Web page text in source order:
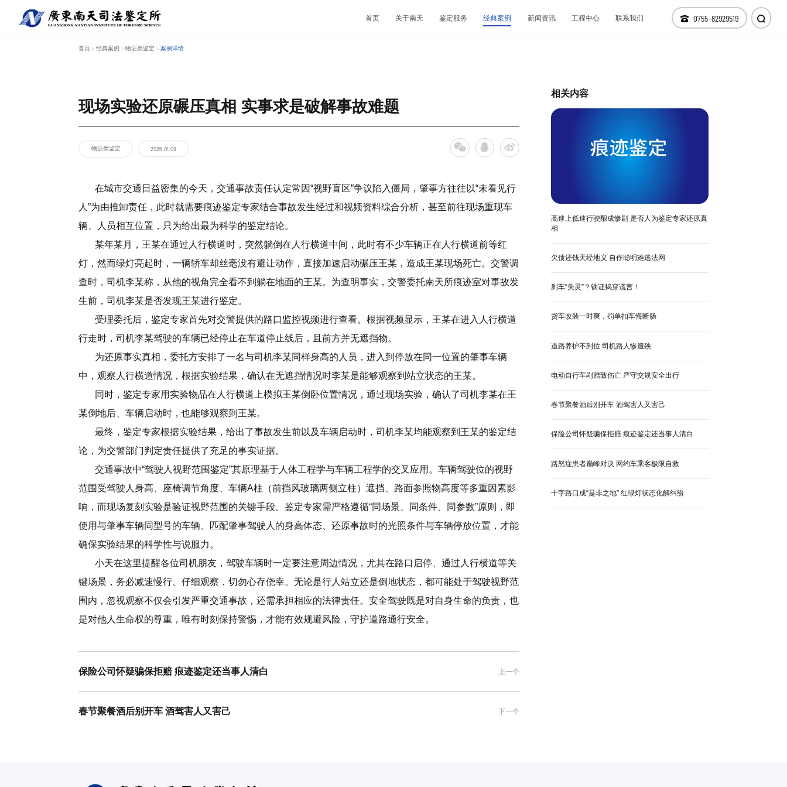
首页 关于南天 鉴定服务 经典案例 新闻资讯 工程中心 联系我们 0755-82929519
关于南天 机构文化
鉴定服务
经典案例 文件形成时间鉴定
新闻资讯
工程中心
首页 > 经典案例 > 物证类鉴定 > 案例详情
现场实验还原碾压真相 实事求是破解事故难题
物证类鉴定 2026.01.09
在城市交通日益密集的今天，交通事故责任认定常因“视野盲区”争议陷入僵局，肇事方往往以“未看见行
人”为由推卸责任，此时就需要痕迹鉴定专家结合事故发生经过和视频资料综合分析，甚至前往现场重现车
辆、人员相互位置，只为给出最为科学的鉴定结论。
某年某月，王某在通过人行横道时，突然躺倒在人行横道中间，此时有不少车辆正在人行横道前等红
灯，然而绿灯亮起时，一辆轿车却丝毫没有避让动作，直接加速启动碾压王某，造成王某现场死亡。交警调
查时，司机李某称，从他的视角完全看不到躺在地面的王某。为查明事实，交警委托南天所痕迹室对事故发
生前，司机李某是否发现王某进行鉴定。
受理委托后，鉴定专家首先对交警提供的路口监控视频进行查看。根据视频显示，王某在进入人行横道
行走时，司机李某驾驶的车辆已经停止在车道停止线后，且前方并无遮挡物。
为还原事实真相，委托方安排了一名与司机李某同样身高的人员，进入到停放在同一位置的肇事车辆
中，观察人行横道情况，根据实验结果，确认在无遮挡情况时李某是能够观察到站立状态的王某。
同时，鉴定专家用实验物品在人行横道上模拟王某倒卧位置情况，通过现场实验，确认了司机李某在王
某倒地后、车辆启动时，也能够观察到王某。
最终，鉴定专家根据实验结果，给出了事故发生前以及车辆启动时，司机李某均能观察到王某的鉴定结
论，为交警部门判定责任提供了充足的事实证据。
交通事故中“驾驶人视野范围鉴定”其原理基于人体工程学与车辆工程学的交叉应用。车辆驾驶位的视野
范围受驾驶人身高、座椅调节角度、车辆A柱（前挡风玻璃两侧立柱）遮挡、路面参照物高度等多重因素影
响，而现场复刻实验是验证视野范围的关键手段。鉴定专家需严格遵循“同场景、同条件、同参数”原则，即
使用与肇事车辆同型号的车辆、匹配肇事驾驶人的身高体态、还原事故时的光照条件与车辆停放位置，才能
确保实验结果的科学性与说服力。
小天在这里提醒各位司机朋友，驾驶车辆时一定要注意周边情况，尤其在路口启停、通过人行横道等关
键场景，务必减速慢行、仔细观察，切勿心存侥幸。无论是行人站立还是倒地状态，都可能处于驾驶视野范
围内，忽视观察不仅会引发严重交通事故，还需承担相应的法律责任。安全驾驶既是对自身生命的负责，也
是对他人生命权的尊重，唯有时刻保持警惕，才能有效规避风险，守护道路通行安全。
保险公司怀疑骗保拒赔 痕迹鉴定还当事人清白 上一个
春节聚餐酒后别开车 酒驾害人又害己 下一个
相关内容
高速上低速行驶酿成惨剧 是否人为鉴定专家还原真
相
欠债还钱天经地义 自作聪明难逃法网
刹车“失灵”？铁证揭穿谎言！
货车改装一时爽，罚单扣车悔断肠
道路养护不到位 司机路人惨遭殃
电动自行车剐蹭致伤亡 严守交规安全出行
春节聚餐酒后别开车 酒驾害人又害己
保险公司怀疑骗保拒赔 痕迹鉴定还当事人清白
路怒症患者巅峰对决 网约车乘客极限自救
十字路口成“是非之地” 红绿灯状态化解纠纷